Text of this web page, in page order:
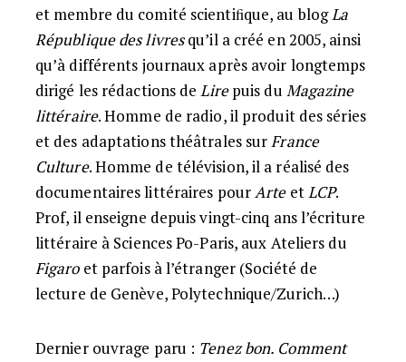
et membre du comité scientiﬁque, au blogLa
République des livresqu’il a créé en 2005, ainsi
qu’à différents journaux après avoir longtemps
dirigé les rédactions deLirepuis du Magazine
littéraire. Homme de radio, il produit des séries
et des adaptations théâtrales surFrance
Culture. Homme de télévision, il a réalisé des
documentaires littéraires pourArteetLCP.
Prof, il enseigne depuis vingt-cinq ans l’écriture
littéraire à Sciences Po-Paris, aux Ateliers du
Figaroet parfois à l’étranger (Société de
lecture de Genève, Polytechnique/Zurich…)
Dernier ouvrage paru : Tenez bon. Comment